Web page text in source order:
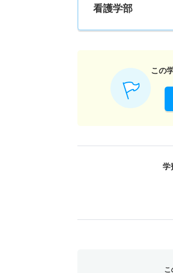
1人
リハビリテーション学科
看護学部
この
学
こ